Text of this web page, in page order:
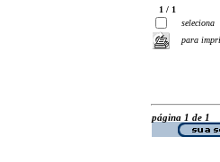
1 / 1
seleciona
para
página 1 de 1